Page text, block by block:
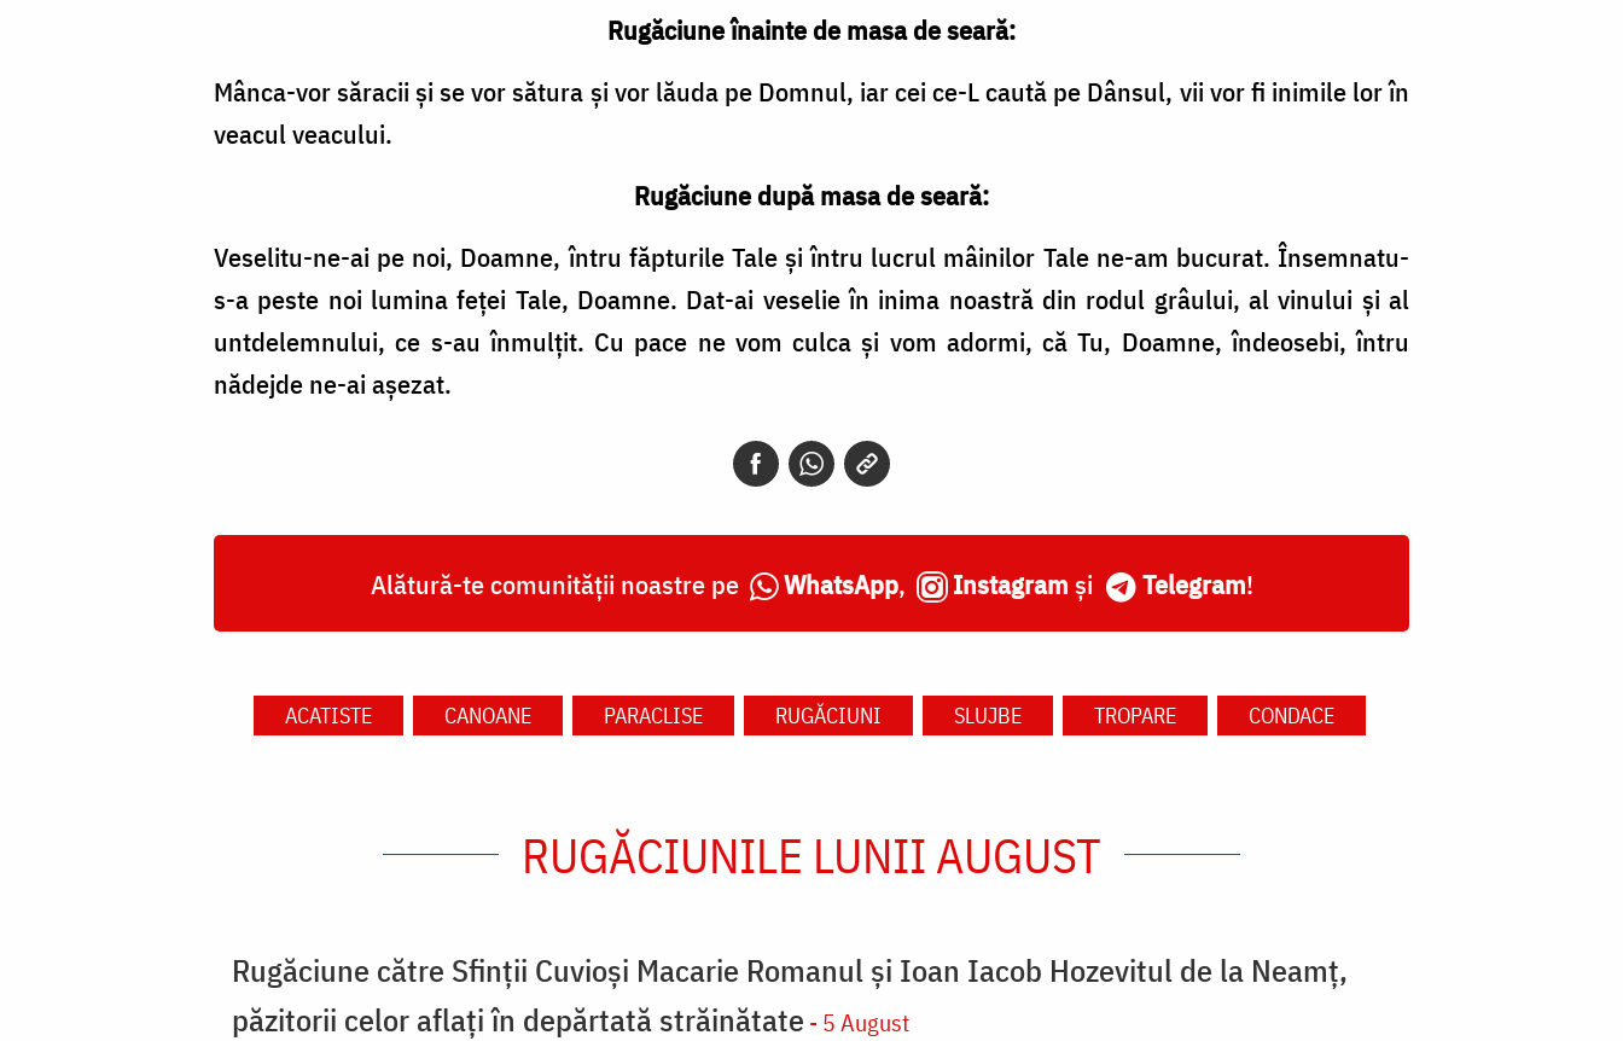
Rugăciune înainte de masa de seară:
Mânca-vor săracii şi se vor sătura şi vor lăuda pe Domnul, iar cei ce-L caută pe Dânsul, vii vor fi inimile lor în
veacul veacului.
Rugăciune după masa de seară:
Veselitu-ne-ai pe noi, Doamne, întru făpturile Tale şi întru lucrul mâinilor Tale ne-am bucurat. Însemnatu-
s-a peste noi lumina feţei Tale, Doamne. Dat-ai veselie în inima noastră din rodul grâului, al vinului şi al
untdelemnului, ce s-au înmulţit. Cu pace ne vom culca şi vom adormi, că Tu, Doamne, îndeosebi, întru
nădejde ne-ai aşezat.
Alătură-te comunității noastre pe WhatsApp, Instagram și Telegram!
ACATISTE CANOANE PARACLISE RUGĂCIUNI SLUJBE TROPARE CONDACE
RUGĂCIUNILE LUNII AUGUST
Rugăciune către Sfinții Cuvioși Macarie Romanul și Ioan Iacob Hozevitul de la Neamț,
păzitorii celor aflați în depărtată străinătate - 5 August